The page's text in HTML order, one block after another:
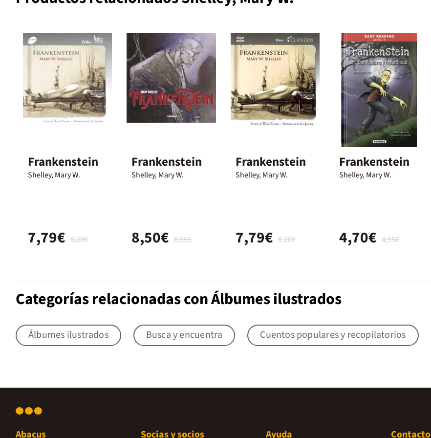
Frankenstein
Shelley, Mary W.
8,20€
7,79€
Frankenstein
Shelley, Mary W.
8,95€
8,50€
Frankenstein
Shelley, Mary W.
8,20€
7,79€
Frankenstein
Shelley, Mary W.
4,95€
4,70€
Categorías relacionadas con Álbumes ilustrados
Álbumes ilustrados Busca y encuentra Cuentos populares y recopilatorios
Abacus Socias y socios Ayuda Contacto